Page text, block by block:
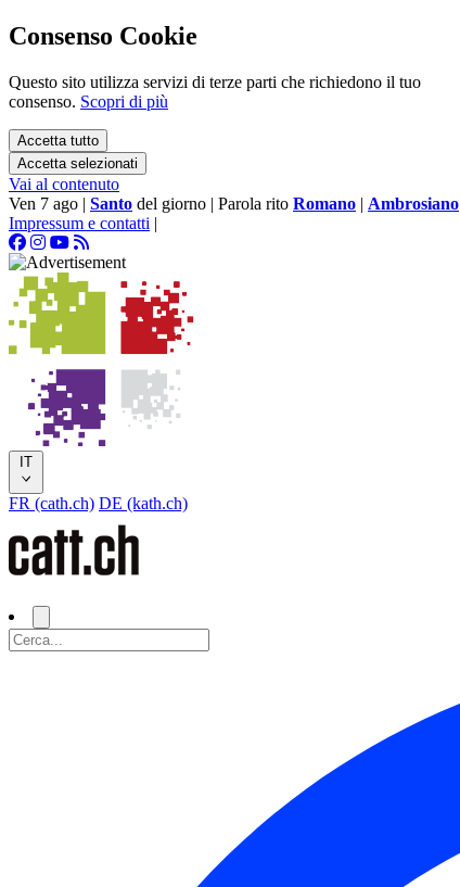
Consenso Cookie
Questo sito utilizza servizi di terze parti che richiedono il tuo
consenso. Scopri di più
Accetta tutto
Accetta selezionati
Vai al contenuto
Ven 7 ago | Santo del giorno | Parola rito Romano | Ambrosiano
Impressum e contatti |
IT
FR (cath.ch) DE (kath.ch)